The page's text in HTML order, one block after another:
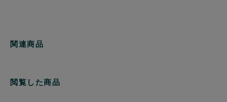
関連商品
閲覧した商品